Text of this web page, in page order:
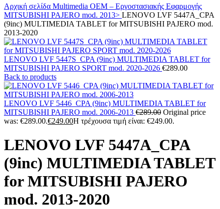
Αρχική σελίδα Multimedia OEM – Εργοστασιακής Εφαρμογής
MITSUBISHI PAJERO mod. 2013> LENOVO LVF 5447A_CPA
(9inc) MULTIMEDIA TABLET for MITSUBISHI PAJERO mod.
2013-2020
LENOVO LVF 5447S_CPA (9inc) MULTIMEDIA TABLET for
MITSUBISHI PAJERO SPORT mod. 2020-2026 €289.00
Back to products
LENOVO LVF 5446_CPA (9inc) MULTIMEDIA TABLET for
MITSUBISHI PAJERO mod. 2006-2013 €289.00 Original price
was: €289.00.€249.00Η τρέχουσα τιμή είναι: €249.00.
LENOVO LVF 5447A_CPA
(9inc) MULTIMEDIA TABLET
for MITSUBISHI PAJERO
mod. 2013-2020